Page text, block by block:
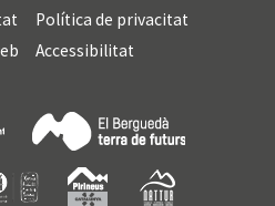
Política de privacitat
Accessibilitat